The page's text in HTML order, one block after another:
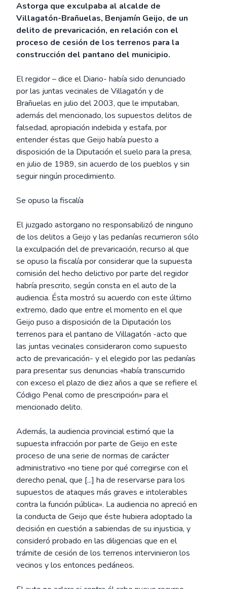
Astorga que exculpaba al alcalde de
Villagatón-Brañuelas, Benjamín Geijo, de un
delito de prevaricación, en relación con el
proceso de cesión de los terrenos para la
construcción del pantano del municipio.
El regidor – dice el Diario- había sido denunciado
por las juntas vecinales de Villagatón y de
Brañuelas en julio del 2003, que le imputaban,
además del mencionado, los supuestos delitos de
falsedad, apropiación indebida y estafa, por
entender éstas que Geijo había puesto a
disposición de la Diputación el suelo para la presa,
en julio de 1989, sin acuerdo de los pueblos y sin
seguir ningún procedimiento.
Se opuso la fiscalía
El juzgado astorgano no responsabilizó de ninguno
de los delitos a Geijo y las pedanías recurrieron sólo
la exculpación del de prevaricación, recurso al que
se opuso la fiscalía por considerar que la supuesta
comisión del hecho delictivo por parte del regidor
habría prescrito, según consta en el auto de la
audiencia. Ésta mostró su acuerdo con este último
extremo, dado que entre el momento en el que
Geijo puso a disposición de la Diputación los
terrenos para el pantano de Villagatón -acto que
las juntas vecinales consideraron como supuesto
acto de prevaricación- y el elegido por las pedanías
para presentar sus denuncias «había transcurrido
con exceso el plazo de diez años a que se refiere el
Código Penal como de prescripción» para el
mencionado delito.
Además, la audiencia provincial estimó que la
supuesta infracción por parte de Geijo en este
proceso de una serie de normas de carácter
administrativo «no tiene por qué corregirse con el
derecho penal, que [...] ha de reservarse para los
supuestos de ataques más graves e intolerables
contra la función pública». La audiencia no apreció en
la conducta de Geijo que éste hubiera adoptado la
decisión en cuestión a sabiendas de su injusticia, y
consideró probado en las diligencias que en el
trámite de cesión de los terrenos intervinieron los
vecinos y los entonces pedáneos.